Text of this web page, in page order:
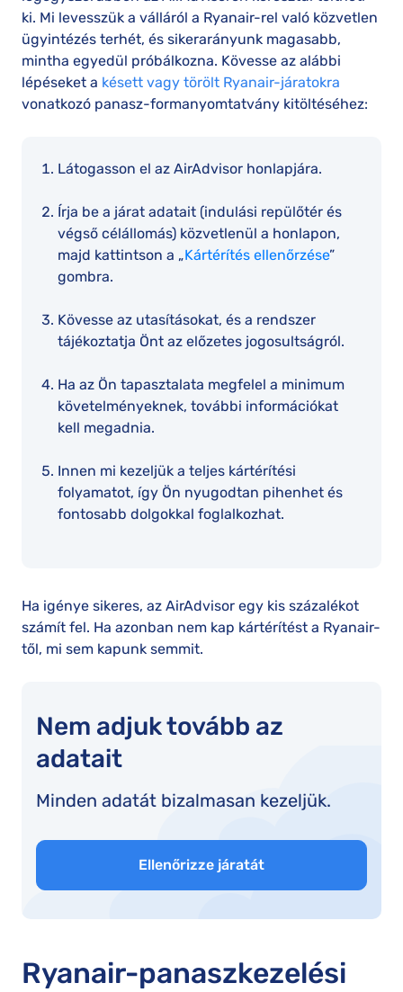
ki. Mi levesszük a válláról a Ryanair-rel való közvetlen
ügyintézés terhét, és sikerarányunk magasabb,
mintha egyedül próbálkozna. Kövesse az alábbi
lépéseket a késett vagy törölt Ryanair-járatokra
vonatkozó panasz-formanyomtatvány kitöltéséhez:
Látogasson el az AirAdvisor honlapjára.
Írja be a járat adatait (indulási repülőtér és
végső célállomás) közvetlenül a honlapon,
majd kattintson a „Kártérítés ellenőrzése”
gombra.
Kövesse az utasításokat, és a rendszer
tájékoztatja Önt az előzetes jogosultságról.
Ha az Ön tapasztalata megfelel a minimum
követelményeknek, további információkat
kell megadnia.
Innen mi kezeljük a teljes kártérítési
folyamatot, így Ön nyugodtan pihenhet és
fontosabb dolgokkal foglalkozhat.
Ha igénye sikeres, az AirAdvisor egy kis százalékot
számít fel. Ha azonban nem kap kártérítést a Ryanair-
től, mi sem kapunk semmit.
Nem adjuk tovább az
adatait
Minden adatát bizalmasan kezeljük.
Ellenőrizze járatát
Ryanair-panaszkezelési